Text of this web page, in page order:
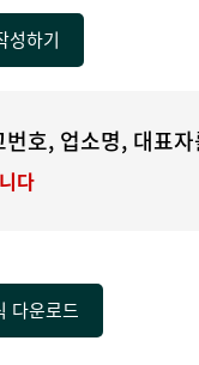
성하기
호, 업소명, 대표
다
다운로드